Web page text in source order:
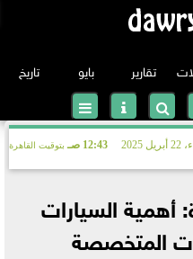
تقارير بايو تاريخ
2025 12:43 صـ بتوقيت القاهرة
السيارات
المتخصصة